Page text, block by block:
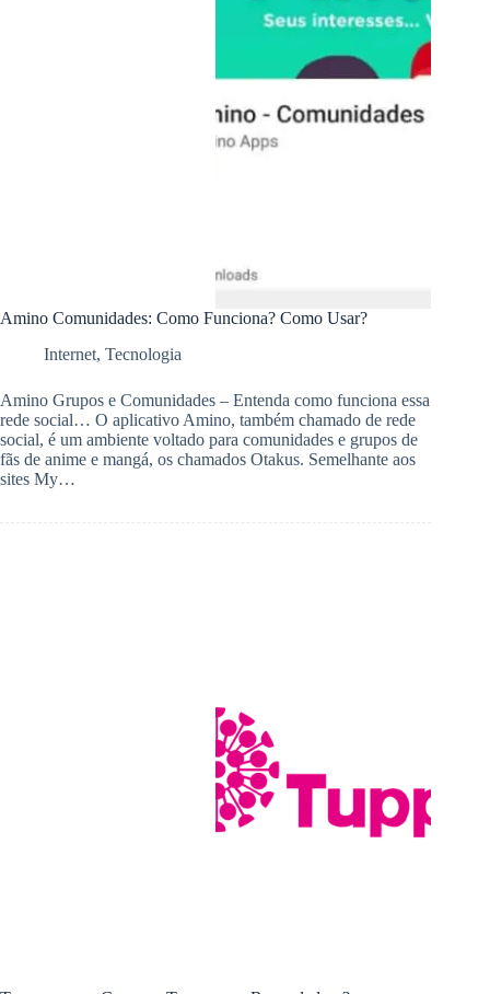
Amino Comunidades: Como Funciona? Como Usar?
Internet, Tecnologia
Amino Grupos e Comunidades – Entenda como funciona essa
rede social… O aplicativo Amino, também chamado de rede
social, é um ambiente voltado para comunidades e grupos de
fãs de anime e mangá, os chamados Otakus. Semelhante aos
sites My…